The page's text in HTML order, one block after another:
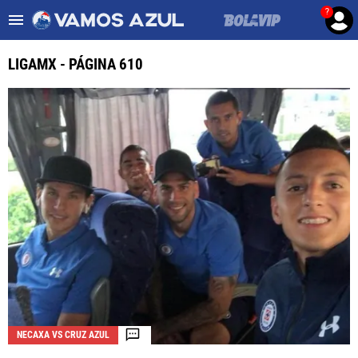
?
ULTIMAS NOTICIAS
LEAGUES CUP
LIGA MX
FEMENIL
FUERZAS BÁSICAS
MERCADO DE FICHAJES
OPINIÓN
LIGAMX - PÁGINA 610
NECAXA VS CRUZ AZUL